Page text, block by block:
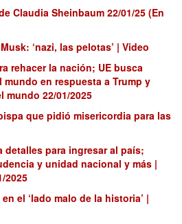
Claudia Sheinbaum 22/01/25 (En
‘nazi, las pelotas’ | Video
rehacer la nación; UE busca
en respuesta a Trump y
mundo 22/01/2025
que pidió misericordia para las
detalles para ingresar al país;
y unidad nacional y más |
2025
el ‘lado malo de la historia’ |